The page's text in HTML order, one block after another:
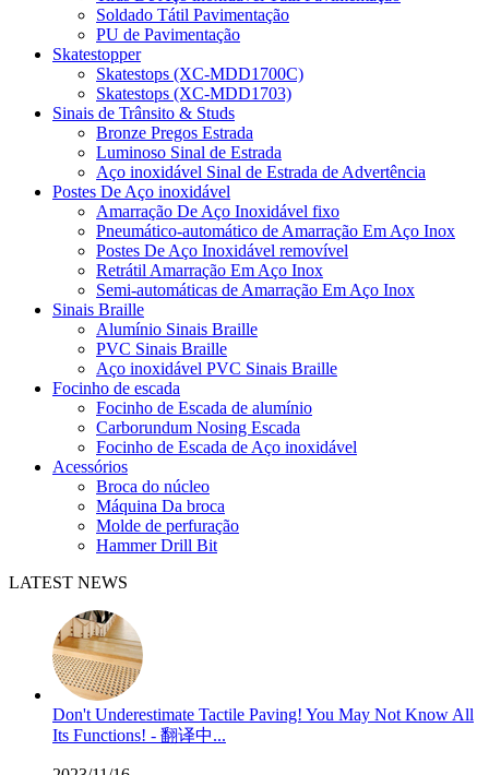
Soldado Tátil Pavimentação
PU de Pavimentação
Skatestopper
Skatestops (XC-MDD1700C)
Skatestops (XC-MDD1703)
Sinais de Trânsito & Studs
Bronze Pregos Estrada
Luminoso Sinal de Estrada
Aço inoxidável Sinal de Estrada de Advertência
Postes De Aço inoxidável
Amarração De Aço Inoxidável fixo
Pneumático-automático de Amarração Em Aço Inox
Postes De Aço Inoxidável removível
Retrátil Amarração Em Aço Inox
Semi-automáticas de Amarração Em Aço Inox
Sinais Braille
Alumínio Sinais Braille
PVC Sinais Braille
Aço inoxidável PVC Sinais Braille
Focinho de escada
Focinho de Escada de alumínio
Carborundum Nosing Escada
Focinho de Escada de Aço inoxidável
Acessórios
Broca do núcleo
Máquina Da broca
Molde de perfuração
Hammer Drill Bit
LATEST NEWS
Don't Underestimate Tactile Paving! You May Not Know All
Its Functions! - 翻译中...